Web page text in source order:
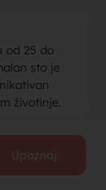
od 25 do
sto je
životinje.
nije
Upoznaj